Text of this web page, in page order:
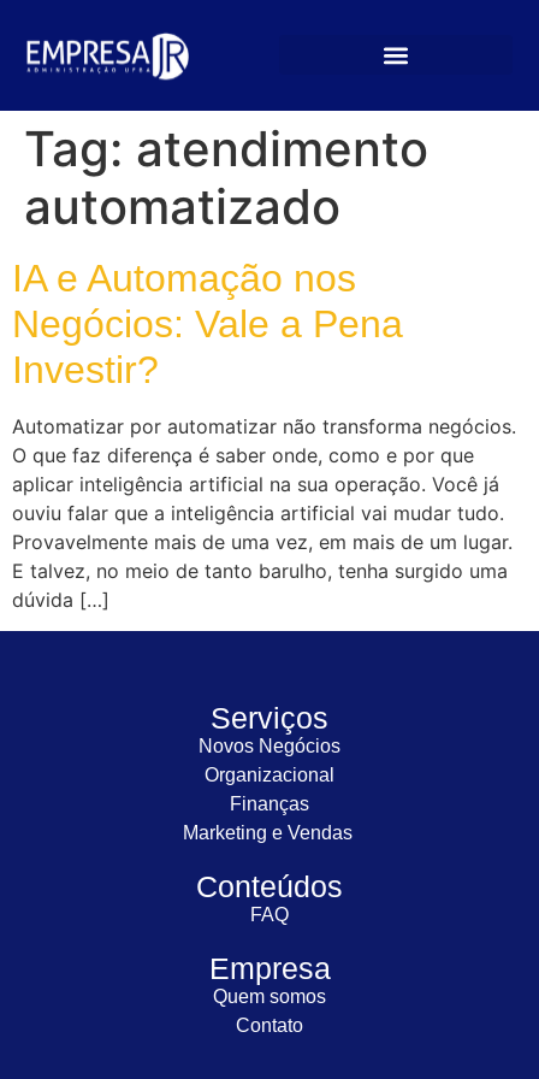
Tag: atendimento
automatizado
IA e Automação nos
Negócios: Vale a Pena
Investir?
Automatizar por automatizar não transforma negócios.
O que faz diferença é saber onde, como e por que
aplicar inteligência artificial na sua operação. Você já
ouviu falar que a inteligência artificial vai mudar tudo.
Provavelmente mais de uma vez, em mais de um lugar.
E talvez, no meio de tanto barulho, tenha surgido uma
dúvida […]
Serviços
Novos Negócios
Organizacional
Finanças
Marketing e Vendas
Conteúdos
FAQ
Empresa
Quem somos
Contato